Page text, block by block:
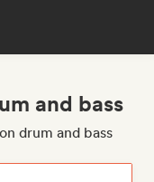
and bass
drum and bass